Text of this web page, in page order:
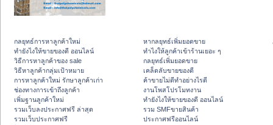
กลยุทธ์การหาลูกค้าใหม่
ทํายังไงให้ขายของดี ออนไลน์
วิธีการหาลูกค้าของ sale
วิธีหาลูกค้ากลุ่มเป้าหมาย
การหาลูกค้าใหม่ รักษาลูกค้าเก่า
ช่องทางการเข้าถึงลูกค้า
เพิ่มฐานลูกค้าใหม่
รวมเว็บลงประกาศฟรี ล่าสุด
รวมเว็บประกาศฟรี
หากลยุทธ์เพิ่มยอดขาย
ทําไงให้ลูกค้าเข้าร้านเยอะ ๆ
กลยุทธ์เพิ่มยอดขาย
เคล็ดลับขายของดี
ค้าขายไม่ดีทำอย่างไรดี
งานโพสโปรโมทงาน
ทํายังไงให้ขายของดี ออนไลน์
รวม SMFขายสินค้า
ประกาศฟรีออนไลน์